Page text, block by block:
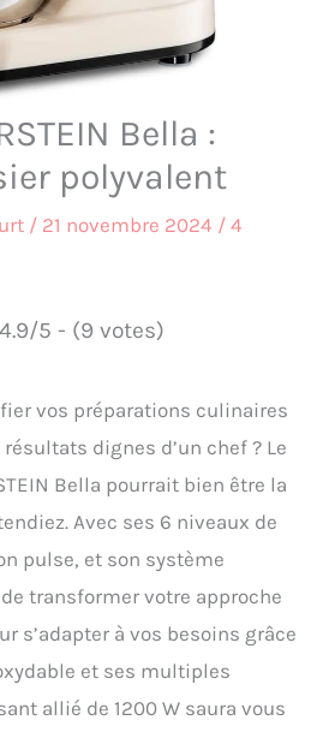
Bella :
polyvalent
/ 21 novembre 2024 / 4
4.9/5 - (9 votes)
vos préparations culinaires
dignes d’un chef ? Le
Bella pourrait bien être la
Avec ses 6 niveaux de
pulse, et son système
transformer votre approche
s’adapter à vos besoins grâce
et ses multiples
allié de 1200 W saura vous